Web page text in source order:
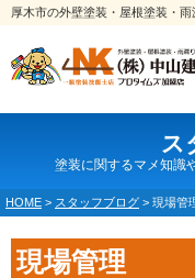
厚木市の外壁塗装・屋根塗装・
ス
塗装に関するマメ知識
HOME > スタッフブログ > 現場管
現場管理